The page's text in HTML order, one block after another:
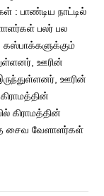
: பாண்டிய நாட்டில்
பலர் பல
கஸ்பாக்களுக்கும்
ஊரின்
ஊரின்
கிராமத்தின்
சைவ வேளாளர்கள்